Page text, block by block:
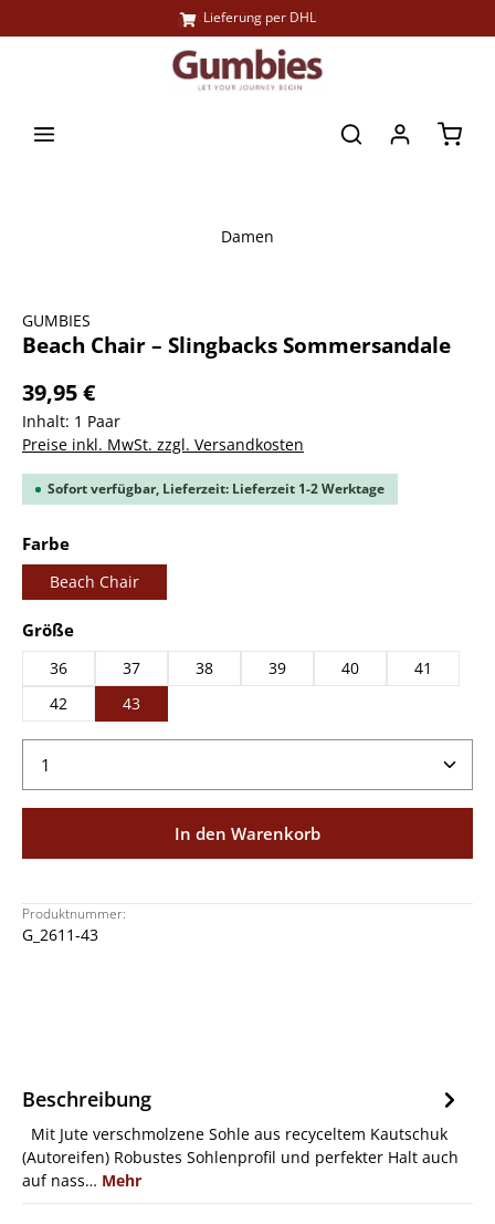
Große Farbauswahl
Lieferung per DHL
Damen
GUMBIES
Beach Chair – Slingbacks Sommersandale
39,95 €
Inhalt: 1 Paar
Preise inkl. MwSt. zzgl. Versandkosten
Sofort verfügbar, Lieferzeit: Lieferzeit 1-2 Werktage
Farbeauswählen
Beach Chair
Größeauswählen
36 37 38 39 40
41
42
43
Produkt Anzahl: Gib den gewünschten Wert ein
In den Warenkorb
Produktnummer:
G_2611-43
Beschreibung
Mit Jute verschmolzene Sohle aus recyceltem Kautschuk
(Autoreifen) Robustes Sohlenprofil und perfekter Halt auch
auf nass… Mehr